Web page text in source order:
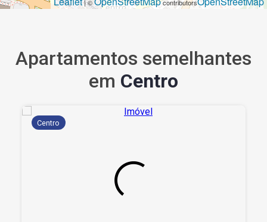
| © contributors
Apartamentos semelhantes
em Centro
Centro